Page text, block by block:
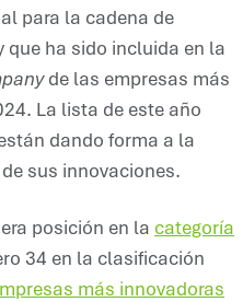
para la cadena de
ha sido incluida en la
de las empresas más
La lista de este año
dando forma a la
sus innovaciones.
posición en la categoría
34 en la clasificación
más innovadoras